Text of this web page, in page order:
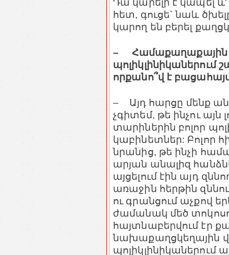
հետ, գուցե` նաև
կարող են բերել
–
պոլիկլինիկաներում
որքանո՞վ է
– Այդ հարցը մենք
չգիտեմ, թե ինչու այն
տարիներին բոլոր
կաբինետներ: Բոլոր
նրանից, թե ինչի
արյան անալիզ
այցելում էին այդ
առաջին հերթին
ու գրանցում աչքով
ժամանակ մեծ
հայտնաբերվում էր
նախաքաղցկեղային
պոլիկլինիկաներում